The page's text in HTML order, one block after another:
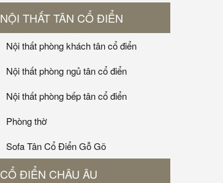
NỘI THẤT TÂN CỔ ĐIỂN
Nội thất phòng khách tân cổ điển
Nội thất phòng ngủ tân cổ điển
Nội thất phòng bếp tân cổ điển
Phòng thờ
Sofa Tân Cổ Điển Gỗ Gõ
CỔ ĐIỂN CHÂU ÂU